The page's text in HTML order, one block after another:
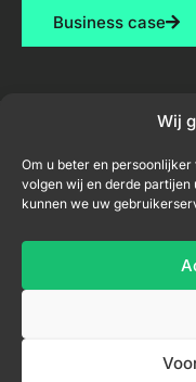
Wij
Om u beter en
volgen wij en derde
kunnen we uw
Business case
Diensten
Webdesign
Contact
niel@nvh-
Nieuwsbrief